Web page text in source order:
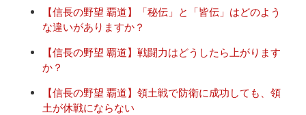
【信長の野望 覇道】「秘伝」と「皆伝」はどのよう
な違いがありますか？
【信長の野望 覇道】戦闘力はどうしたら上がります
か？
【信長の野望 覇道】領土戦で防衛に成功しても、領
土が休戦にならない